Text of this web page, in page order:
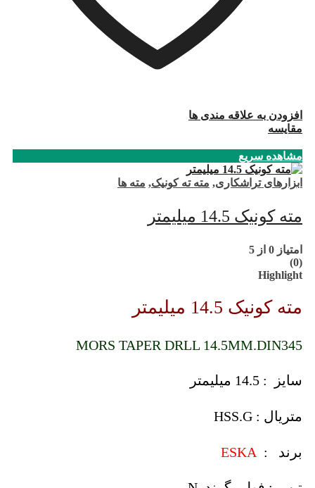
افزودن به علاقه مندی ها
مقایسه
مشاهده سریع
ابزارهای تراشکاری, مته ته کونیک, مته ها
مته کونیک 14.5 میلیمتر
امتیاز 0 از 5
(0)
Highlight
مته کونیک 14.5 میلیمتر
MORS TAPER DRLL 14.5MM.DIN345
سایز : 14.5 میلیمتر
متریال : HSS.G
برند :